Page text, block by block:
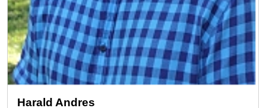
Harald Andres